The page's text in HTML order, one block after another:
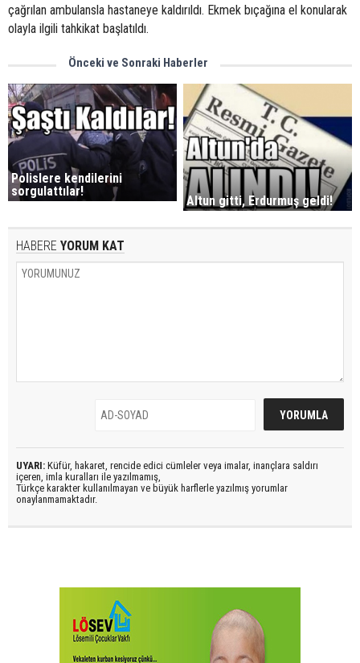
çağrılan ambulansla hastaneye kaldırıldı. Ekmek bıçağına el konularak
olayla ilgili tahkikat başlatıldı.
Önceki ve Sonraki Haberler
Polislere kendilerini
sorgulattılar!
Altun gitti, Erdurmuş geldi!
HABERE YORUM KAT
UYARI: Küfür, hakaret, rencide edici cümleler veya imalar, inançlara saldırı
içeren, imla kuralları ile yazılmamış,
Türkçe karakter kullanılmayan ve büyük harflerle yazılmış yorumlar
onaylanmamaktadır.